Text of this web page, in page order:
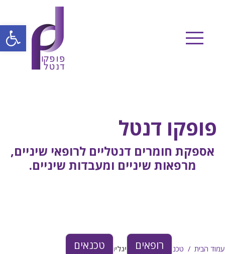
content
פופקו דנטל
אספקת חומרים דנטליים לרופאי שיניים,
מרפאות שיניים ומעבדות שיניים.
רופאים טכנאים עמוד הבית טכנאים חוטים ביגלים ווים ורשתות